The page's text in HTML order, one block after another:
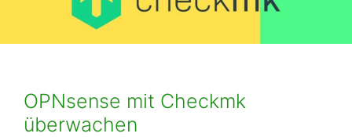
OPNsense mit Checkmk
überwachen